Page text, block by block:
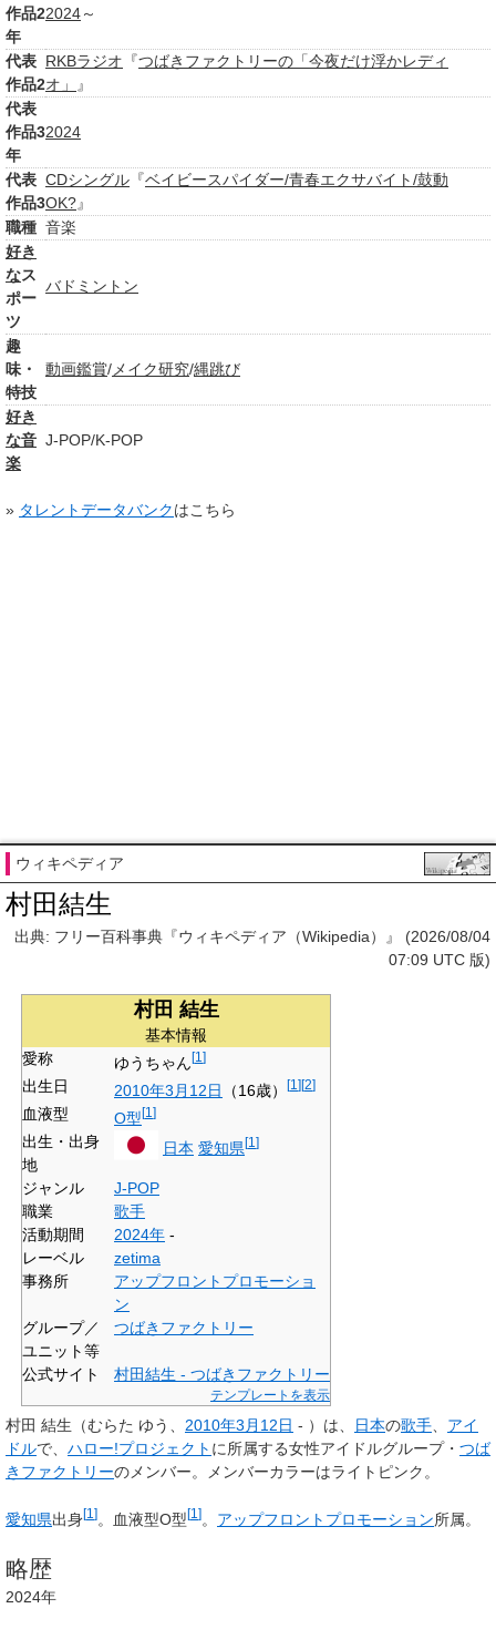
作品2
年
2024～
代表
作品2
RKBラジオ 『つばきファクトリーの「今夜だけ浮かレディ
オ」
』
代表
作品3
年
2024
代表
作品3
CDシングル 『ベイビースパイダー/青春エクサバイト/鼓動
OK?』
職種 音楽
好き
なス
ポー
ツ
バドミントン
趣
味・
特技
動画鑑賞/ メイク研究/縄跳び
好き
な音
楽
J-POP/K-POP
» タレントデータバンクはこちら
ウィキペディア
村田結生
出典: フリー百科事典『ウィキペディア（Wikipedia）』 (2026/08/04
07:09 UTC 版)
村田 結生
基本情報
愛称
ゆうちゃん[1 ]
出生日 2010年3月12日 （16歳） [1 ][2]
血液型 O型[1 ]
出生・出身
地
日本 愛知県[1 ]
ジャンル
J-POP
職業
歌手
活動期間
2024年 -
レーベル
zetima
事務所
アップフロントプロモーショ
ン
グループ／
ユニット等
つばきファクトリー
公式サイト 村田結生 - つばきファクトリー
テンプレートを表示
村田 結生 （むらた ゆう、 2010年3月12日 - ）は、 日本の歌手
アイ
ドルで、 ハロー!プロジェクト に所属する女性アイドルグループ・ つば
きファクトリーのメンバー。メンバーカラーはライトピンク。
愛知県出身[1 ] 。血液型O型[1 ] 。 アップフロントプロモーション所属。
略歴
2024年